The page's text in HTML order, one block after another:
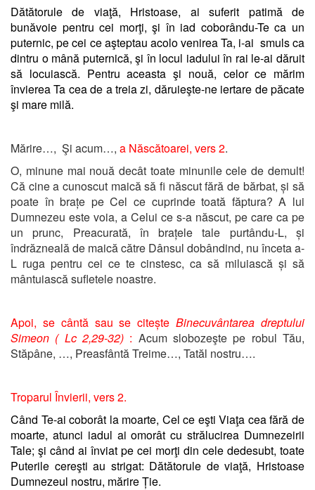
Dătătorule de viaţă, Hristoase, ai suferit patimă de
bunăvoie pentru cei morţi, şi în iad coborându-Te ca un
puternic, pe cei ce aşteptau acolo venirea Ta, i-ai smuls ca
dintru o mână puternică, şi în locul iadului în rai le-ai dăruit
să locuiască. Pentru aceasta şi nouă, celor ce mărim
învierea Ta cea de a treia zi, dăruieşte-ne iertare de păcate
şi mare milă.
Mărire…, Şi acum…, a Născătoarei, vers 2.
O, minune mai nouă decât toate minunile cele de demult!
Că cine a cunoscut maică să fi născut fără de bărbat, și să
poate în brațe pe Cel ce cuprinde toată făptura? A lui
Dumnezeu este voia, a Celui ce s-a născut, pe care ca pe
un prunc, Preacurată, în brațele tale purtându-L, și
îndrăzneală de maică către Dânsul dobândind, nu înceta a-
L ruga pentru cei ce te cinstesc, ca să miluiască și să
mântuiască sufletele noastre.
Apoi, se cântă sau se citeșteBinecuvântarea dreptului
Simeon ( Lc 2,29-32) : Acum slobozeşte pe robul Tău,
Stăpâne, …, Preasfântă Treime…, Tatăl nostru….
Troparul Învierii, vers 2.
Când Te-ai coborât la moarte, Cel ce eşti Viaţa cea fără de
moarte, atunci iadul ai omorât cu strălucirea Dumnezeirii
Tale; şi când ai înviat pe cei morţi din cele dedesubt, toate
Puterile cereşti au strigat: Dătătorule de viaţă, Hristoase
Dumnezeul nostru, mărire Ție.